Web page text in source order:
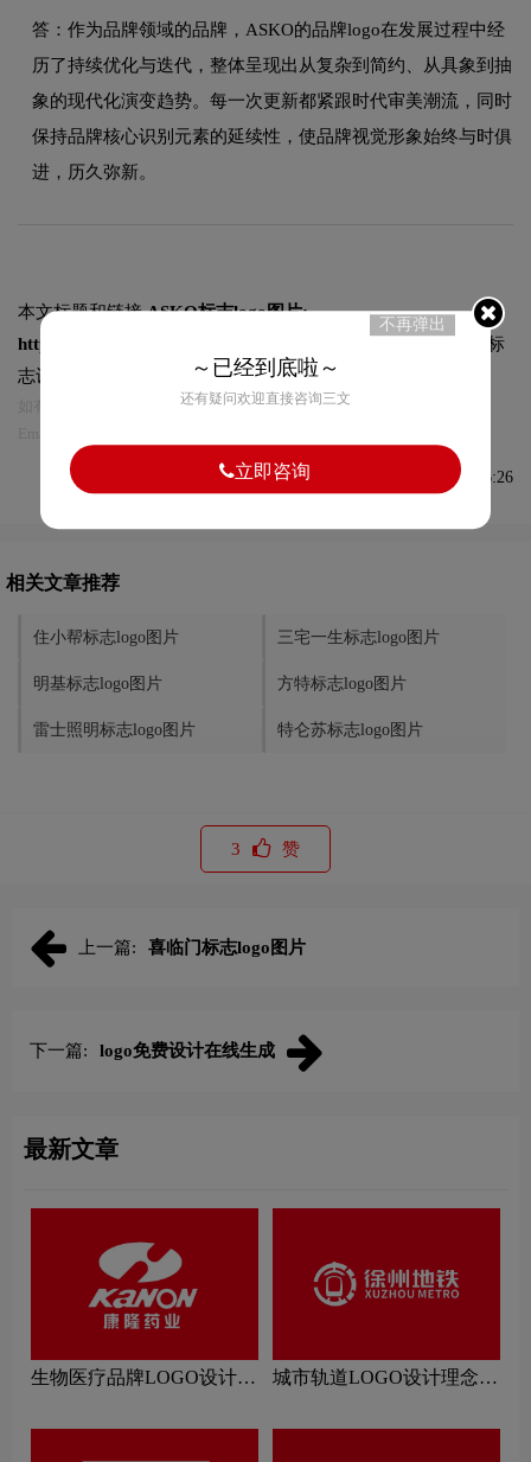
答：作为品牌领域的品牌，ASKO的品牌logo在发展过程中经
历了持续优化与迭代，整体呈现出从复杂到简约、从具象到抽
象的现代化演变趋势。每一次更新都紧跟时代审美潮流，同时
保持品牌核心识别元素的延续性，使品牌视觉形象始终与时俱
进，历久弥新。
本文标题和链接ASKO标志logo图片:
https://logo9.net/works/10136.html
转载时请注明出处为诗宸标
志设计及本链接!
如有内容侵犯您的合法权益，请及时与我们联系
发布于2022-11-14 08:26:26
相关文章推荐
住小帮标志logo图片 三宅一生标志logo图片
明基标志logo图片 方特标志logo图片
雷士照明标志logo图片 特仑苏标志logo图片
3 赞
上一篇: 喜临门标志logo图片
下一篇: logo免费设计在线生成
最新文章
生物医疗品牌LOGO设计理
城市轨道LOGO设计理念解
不再弹出
～已经到底啦～
还有疑问欢迎直接咨询三文
立即咨询